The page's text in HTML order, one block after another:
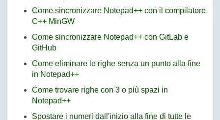
Come sincronizzare Notepad++ con il compilatore
C++ MinGW
Come sincronizzare Notepad++ con GitLab e
GitHub
Come eliminare le righe senza un punto alla fine
in Notepad++
Come trovare righe con 3 o più spazi in
Notepad++
Spostare i numeri dall'inizio alla fine di tutte le